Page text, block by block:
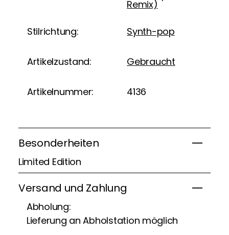
Remix)
Stilrichtung: Synth-pop
Artikelzustand: Gebraucht
Artikelnummer: 4136
Besonderheiten
Limited Edition
Versand und Zahlung
Abholung:
Lieferung an Abholstation möglich